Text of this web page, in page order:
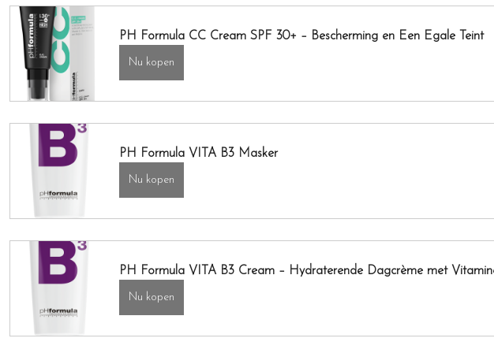
PH Formula CC Cream SPF 30+ – Bescherming en Een Egale Teint
Nu kopen
PH Formula VITA B3 Masker
Nu kopen
PH Formula VITA B3 Cream – Hydraterende Dagcrème met
Nu kopen